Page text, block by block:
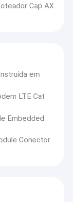
Cap AX
em
LTE Cat
Embedded
Conector